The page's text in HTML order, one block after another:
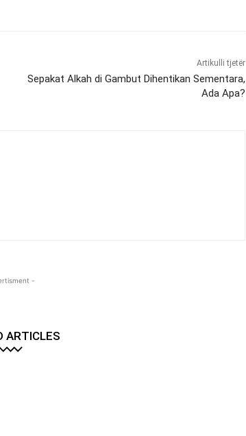
Artikulli tjetër
Sepakat Alkah di Gambut Dihentikan Sementara,
Ada Apa?
-
ARTICLES